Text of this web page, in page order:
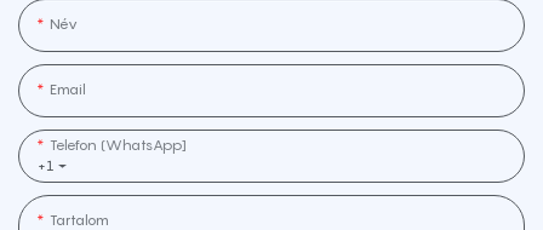
Név
Email
+1
Telefon (WhatsApp]
Tartalom